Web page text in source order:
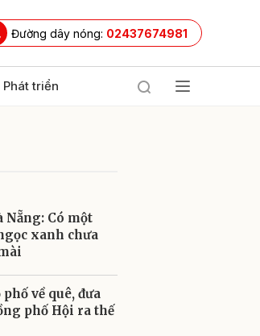
Đường dây nóng: 02437674981
triển
Nẵng: Có một
xanh chưa
phố về quê, đưa
phố Hội ra thế